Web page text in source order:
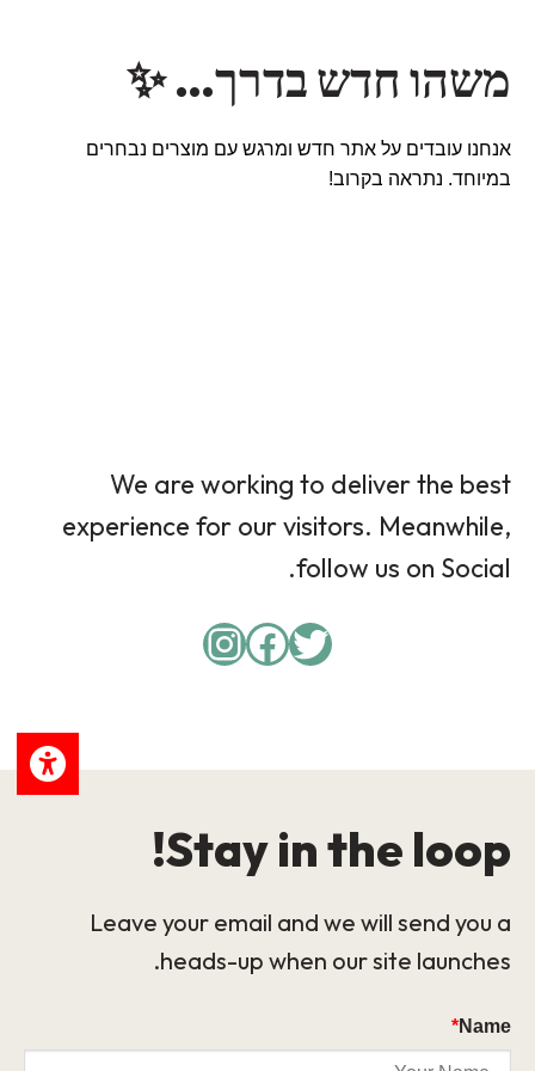
משהו חדש בדרך… ✨
אנחנו עובדים על אתר חדש ומרגש עם מוצרים נבחרים
במיוחד. נתראה בקרוב!
We are working to deliver the best
experience for our visitors. Meanwhile,
follow us on Social.
Twitter
Facebook
Instagram
Stay in the loop!
Leave your email and we will send you a
heads-up when our site launches.
Name
*